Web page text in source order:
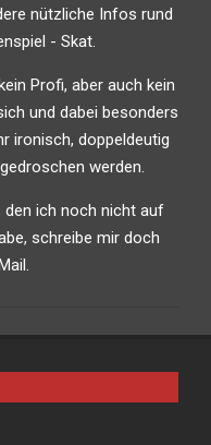
nützliche Infos rund
- Skat.
Profi, aber auch kein
und dabei besonders
ironisch, doppeldeutig
werden.
den ich noch nicht auf
schreibe mir doch